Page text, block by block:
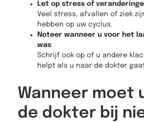
Let op stress of
Veel stress, afvallen of ziek
hebben op uw cyclus.
Noteer wanneer u voor het
was
Schrijf ook op of u andere
helpt als u naar de dokter
Wanneer moet
de dokter bij